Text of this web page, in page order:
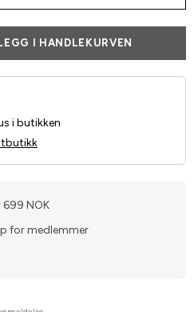
I HANDLEKURVEN
i butikken
NOK
for medlemmer